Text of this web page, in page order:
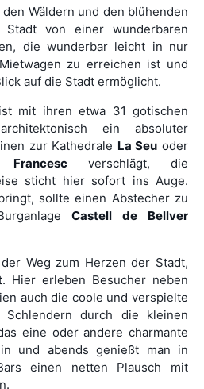
Wäldern und den blühenden
von einer wunderbaren
die wunderbar leicht in nur
zu erreichen ist und
auf die Stadt ermöglicht.
mit ihren etwa 31 gotischen
ein absoluter
zur Kathedrale La Seu oder
Francesc verschlägt, die
sticht hier sofort ins Auge.
sollte einen Abstecher zu
Castell de Bellver
Weg zum Herzen der Stadt,
. Hier erleben Besucher neben
auch die coole und verspielte
durch die kleinen
eine oder andere charmante
und abends genießt man in
einen netten Plausch mit